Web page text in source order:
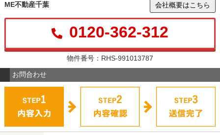
ME不動産千葉 会社概要はこちら
0120-362-312
物件番号：RHS-991013787
お問合わせ